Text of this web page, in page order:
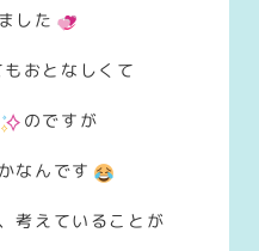
した
おとなしくて
のですが
なんです
考えていることが